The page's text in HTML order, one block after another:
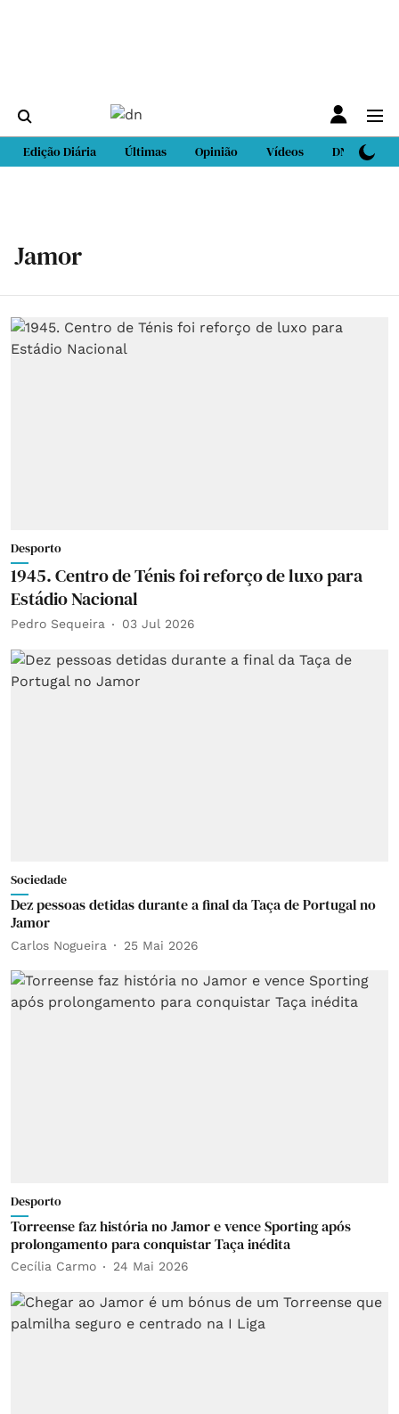
Edição Diária Últimas Opinião Vídeos DN Sport
Jamor
Desporto
1945. Centro de Ténis foi reforço de luxo para
Estádio Nacional
Pedro Sequeira 03 Jul 2026
Sociedade
Dez pessoas detidas durante a final da Taça de Portugal no
Jamor
Carlos Nogueira 25 Mai 2026
Desporto
Torreense faz história no Jamor e vence Sporting após
prolongamento para conquistar Taça inédita
Cecília Carmo 24 Mai 2026